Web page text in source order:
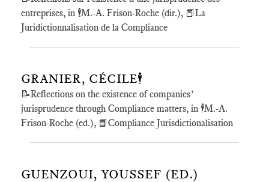
entreprises, in 🕴️M.-A. Frison-Roche (dir.), 📕La
Juridictionnalisation de la Compliance
GRANIER, CÉCILE🕴️
📝Reflections on the existence of companies’
jurisprudence through Compliance matters, in 🕴️M.-A.
Frison-Roche (ed.), 📘Compliance Jurisdictionalisation
GUENZOUI, YOUSSEF (ED.)